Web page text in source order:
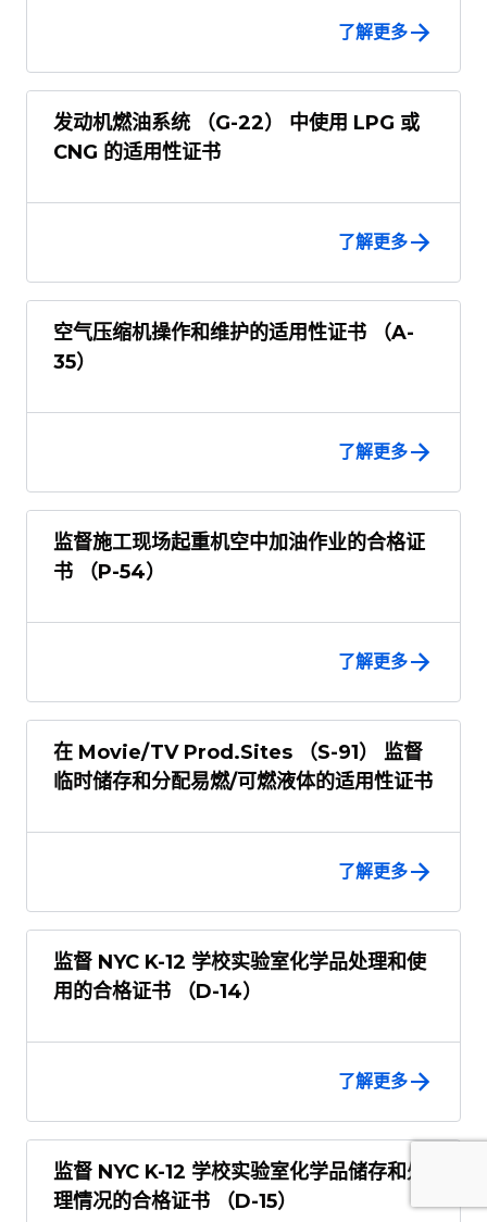
了解更多
发动机燃油系统 （G-22） 中使用 LPG 或
CNG 的适用性证书
了解更多
空气压缩机操作和维护的适用性证书 （A-
35）
了解更多
监督施工现场起重机空中加油作业的合格证
书 （P-54）
了解更多
在 Movie/TV Prod.Sites （S-91） 监督
临时储存和分配易燃/可燃液体的适用性证书
了解更多
监督 NYC K-12 学校实验室化学品处理和使
用的合格证书 （D-14）
了解更多
监督 NYC K-12 学校实验室化学品储存和处
理情况的合格证书 （D-15）